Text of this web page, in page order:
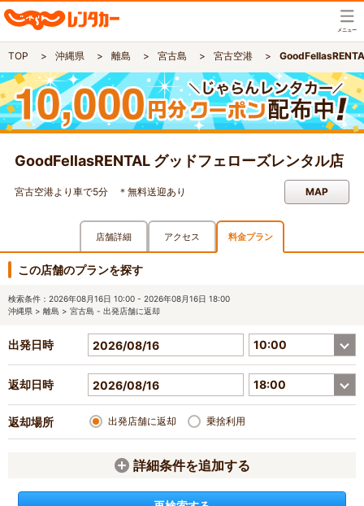
TOP 沖縄県 離島 宮古島 宮古空港
GoodFellasRENTAL グッドフェローズレンタル店
宮古空港より車で5分 ＊無料送迎あり MAP
店舗詳細 アクセス 料金プラン
この店舗のプランを探す
検索条件 ：2026年08月16日 10:00 - 2026年08月16日 18:00
沖縄県 > 離島 > 宮古島 - 出発店舗に返却
出発日時
返却日時
返却場所 出発店舗に返却 乗捨利用
詳細条件を追加する